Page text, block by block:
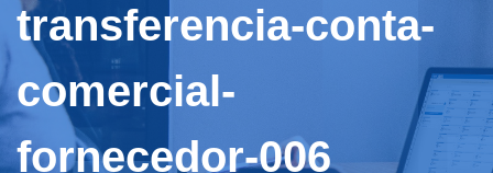
transferencia-conta-
comercial-
fornecedor-006